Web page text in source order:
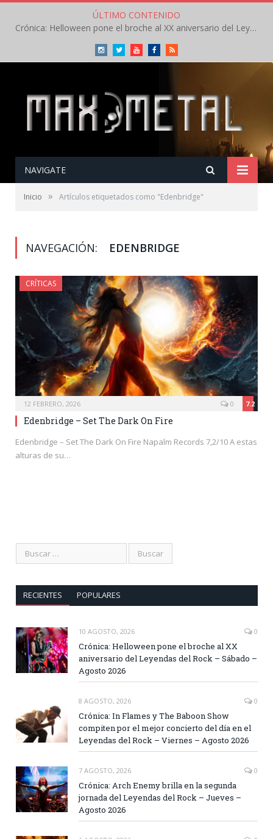
ÚLTIMO CONTENIDO
Crónica: Helloween pone el broche al XX aniversario del Leyendas del Rock – Sábado – Agosto 2026
InstagramTwitterYoutubeFacebookRSS
NAVIGATE
Inicio » Artículos etiquetados como "Edenbridge"
NAVEGACIÓN: EDENBRIDGE
CRÍTICAS
12 FEBRERO, 2026 7.2
0
Edenbridge – Set The Dark On Fire
Edenbridge – Set The Dark On Fire Napalm Records 7,2/10 A estas
alturas de su…
RECIENTES POPULARES
10 AGOSTO, 2026 0
Crónica: Helloween pone el broche al XX
aniversario del Leyendas del Rock – Sábado –
Agosto 2026
8 AGOSTO, 2026 0
Crónica: In Flames y The Baboon Show
compiten por el mejor concierto del día en el
Leyendas del Rock – Viernes – Agosto 2026
7 AGOSTO, 2026 0
Crónica: Arch Enemy brilla en la segunda
jornada del Leyendas del Rock – Jueves –
Agosto 2026